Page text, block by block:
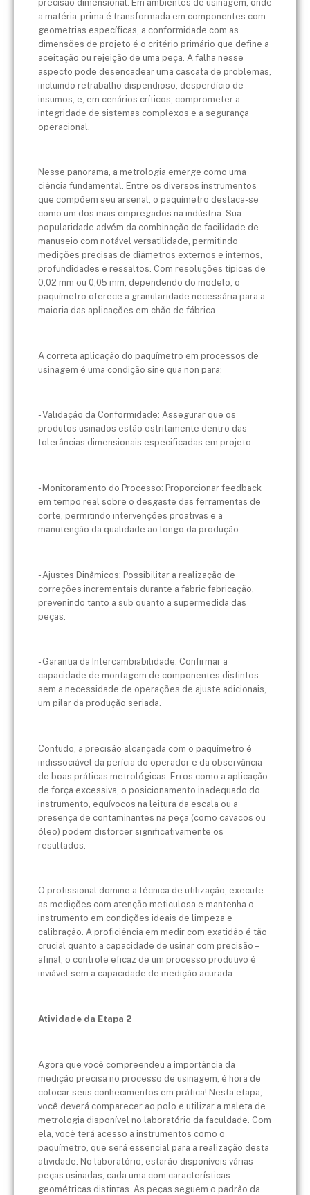
precisão dimensional. Em ambientes de usinagem, onde
a matéria-prima é transformada em componentes com
geometrias específicas, a conformidade com as
dimensões de projeto é o critério primário que define a
aceitação ou rejeição de uma peça. A falha nesse
aspecto pode desencadear uma cascata de problemas,
incluindo retrabalho dispendioso, desperdício de
insumos, e, em cenários críticos, comprometer a
integridade de sistemas complexos e a segurança
operacional.
Nesse panorama, a metrologia emerge como uma
ciência fundamental. Entre os diversos instrumentos
que compõem seu arsenal, o paquímetro destaca-se
como um dos mais empregados na indústria. Sua
popularidade advém da combinação de facilidade de
manuseio com notável versatilidade, permitindo
medições precisas de diâmetros externos e internos,
profundidades e ressaltos. Com resoluções típicas de
0,02 mm ou 0,05 mm, dependendo do modelo, o
paquímetro oferece a granularidade necessária para a
maioria das aplicações em chão de fábrica.
A correta aplicação do paquímetro em processos de
usinagem é uma condição sine qua non para:
- Validação da Conformidade: Assegurar que os
produtos usinados estão estritamente dentro das
tolerâncias dimensionais especificadas em projeto.
- Monitoramento do Processo: Proporcionar feedback
em tempo real sobre o desgaste das ferramentas de
corte, permitindo intervenções proativas e a
manutenção da qualidade ao longo da produção.
- Ajustes Dinâmicos: Possibilitar a realização de
correções incrementais durante a fabric fabricação,
prevenindo tanto a sub quanto a supermedida das
peças.
- Garantia da Intercambiabilidade: Confirmar a
capacidade de montagem de componentes distintos
sem a necessidade de operações de ajuste adicionais,
um pilar da produção seriada.
Contudo, a precisão alcançada com o paquímetro é
indissociável da perícia do operador e da observância
de boas práticas metrológicas. Erros como a aplicação
de força excessiva, o posicionamento inadequado do
instrumento, equívocos na leitura da escala ou a
presença de contaminantes na peça (como cavacos ou
óleo) podem distorcer significativamente os
resultados.
O profissional domine a técnica de utilização, execute
as medições com atenção meticulosa e mantenha o
instrumento em condições ideais de limpeza e
calibração. A proficiência em medir com exatidão é tão
crucial quanto a capacidade de usinar com precisão –
afinal, o controle eficaz de um processo produtivo é
inviável sem a capacidade de medição acurada.
Atividade da Etapa 2
Agora que você compreendeu a importância da
medição precisa no processo de usinagem, é hora de
colocar seus conhecimentos em prática! Nesta etapa,
você deverá comparecer ao polo e utilizar a maleta de
metrologia disponível no laboratório da faculdade. Com
ela, você terá acesso a instrumentos como o
paquímetro, que será essencial para a realização desta
atividade. No laboratório, estarão disponíveis várias
peças usinadas, cada uma com características
geométricas distintas. As peças seguem o padrão da